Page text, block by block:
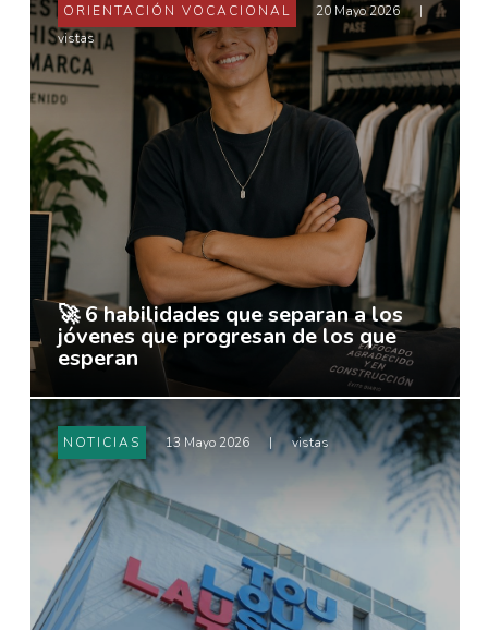
ORIENTACIÓN VOCACIONAL 20 Mayo 2026
|
vistas
🚀 6 habilidades que separan a los
jóvenes que progresan de los que
esperan
NOTICIAS 13 Mayo 2026 | vistas